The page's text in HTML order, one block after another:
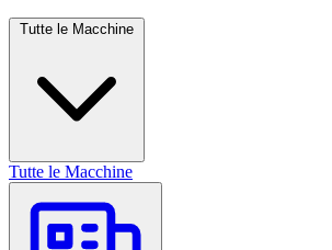
Tutte le Macchine
Tutte le Macchine